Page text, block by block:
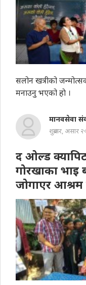
सलोन खत्रीको
मनाउनु भएको हाे ।
मानवसेवा
शुक्रबार, असार
द ओल्ड
गोरखाका भाइ
जोगाएर